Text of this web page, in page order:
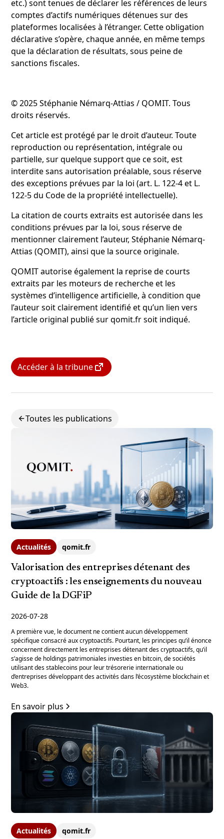
etc.) sont tenues de déclarer les références de leurs
comptes d’actifs numériques détenues sur des
plateformes localisées à l’étranger. Cette obligation
déclarative s’opère, chaque année, en même temps
que la déclaration de résultats, sous peine de
sanctions fiscales.
© 2025 Stéphanie Némarq-Attias / QOMIT. Tous
droits réservés.
Cet article est protégé par le droit d’auteur. Toute
reproduction ou représentation, intégrale ou
partielle, sur quelque support que ce soit, est
interdite sans autorisation préalable, sous réserve
des exceptions prévues par la loi (art. L. 122-4 et L.
122-5 du Code de la propriété intellectuelle).
La citation de courts extraits est autorisée dans les
conditions prévues par la loi, sous réserve de
mentionner clairement l’auteur, Stéphanie Némarq-
Attias (QOMIT), ainsi que la source originale.
QOMIT autorise également la reprise de courts
extraits par les moteurs de recherche et les
systèmes d’intelligence artificielle, à condition que
l’auteur soit clairement identifié et qu’un lien vers
l’article original publié sur qomit.fr soit indiqué.
Accéder à la tribune
Toutes les publications
Actualités qomit.fr
Valorisation des entreprises détenant des
cryptoactifs : les enseignements du nouveau
Guide de la DGFiP
2026-07-28
A première vue, le document ne contient aucun développement
spécifique consacré aux cryptoactifs. Pourtant, les principes qu’il énonce
concernent directement les entreprises détenant des cryptoactifs, qu’il
s’agisse de holdings patrimoniales investies en bitcoin, de sociétés
utilisant des stablecoins pour leur trésorerie internationale ou
d’entreprises développant des activités dans l’écosystème blockchain et
Web3.
En savoir plus
Actualités qomit.fr